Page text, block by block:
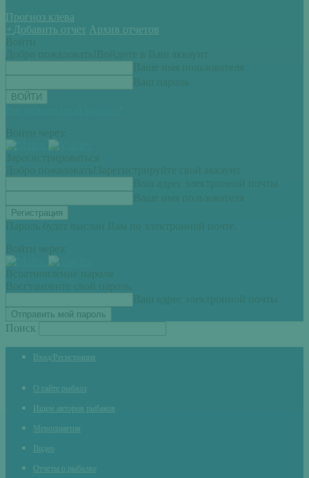
Прогноз клева
+ Добавить отчет Архив отчетов
Войти
Добро пожаловать! Войдите в Ваш аккаунт
Ваше имя пользователя
Ваш пароль
Войти через:
Зарегистрироваться
Добро пожаловать! Зарегистрируйте свой аккаунт
Ваш адрес электронной почты
Ваше имя пользователя
Пароль будет выслан Вам по электронной почте.
Войти через:
Всоатновление пароля
Восстановите свой пароль
Ваш адрес электронной почты
Поиск
Вход/Регистрация
О сайте рыбхоз
Ищем авторов рыбаков
Мероприятия
Видео
Отчеты о рыбалке